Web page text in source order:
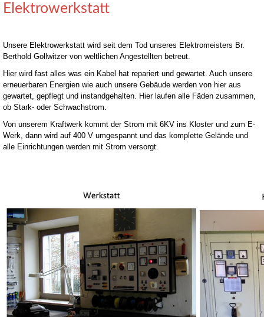
Elektrowerkstatt
Unsere Elektrowerkstatt wird seit dem Tod unseres Elektromeisters Br.
Berthold Gollwitzer von weltlichen Angestellten betreut.
Hier wird fast alles was ein Kabel hat repariert und gewartet. Auch unsere
erneuerbaren Energien wie auch unsere Gebäude werden von hier aus
gewartet, gepflegt und instandgehalten. Hier laufen alle Fäden zusammen,
ob Stark- oder Schwachstrom.
Von unserem Kraftwerk kommt der Strom mit 6KV ins Kloster und zum E-
Werk, dann wird auf 400 V umgespannt und das komplette Gelände und
alle Einrichtungen werden mit Strom versorgt.